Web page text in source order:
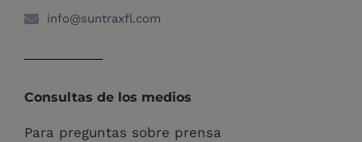
info@suntraxfl.com
Consultas de los medios
Para preguntas sobre prensa